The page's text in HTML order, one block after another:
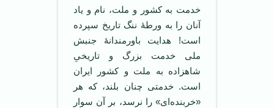
خدمت به کشور و ملت، نام و یاد
آنان را به ورطۀ ننگ تاریخ سپرده
است! هدایت باورمندانۀ جنبش
ملی خدمت بزرگ و تاریخیِ
شاهزاده به ملت و کشور ایران
است. خدمتی چنان بلند، که هر
«خربنده‌ای» را نرسد، بر آن سوار